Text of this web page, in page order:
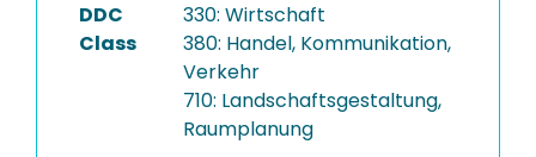
DDC
Class
330: Wirtschaft
380: Handel, Kommunikation,
Verkehr
710: Landschaftsgestaltung,
Raumplanung